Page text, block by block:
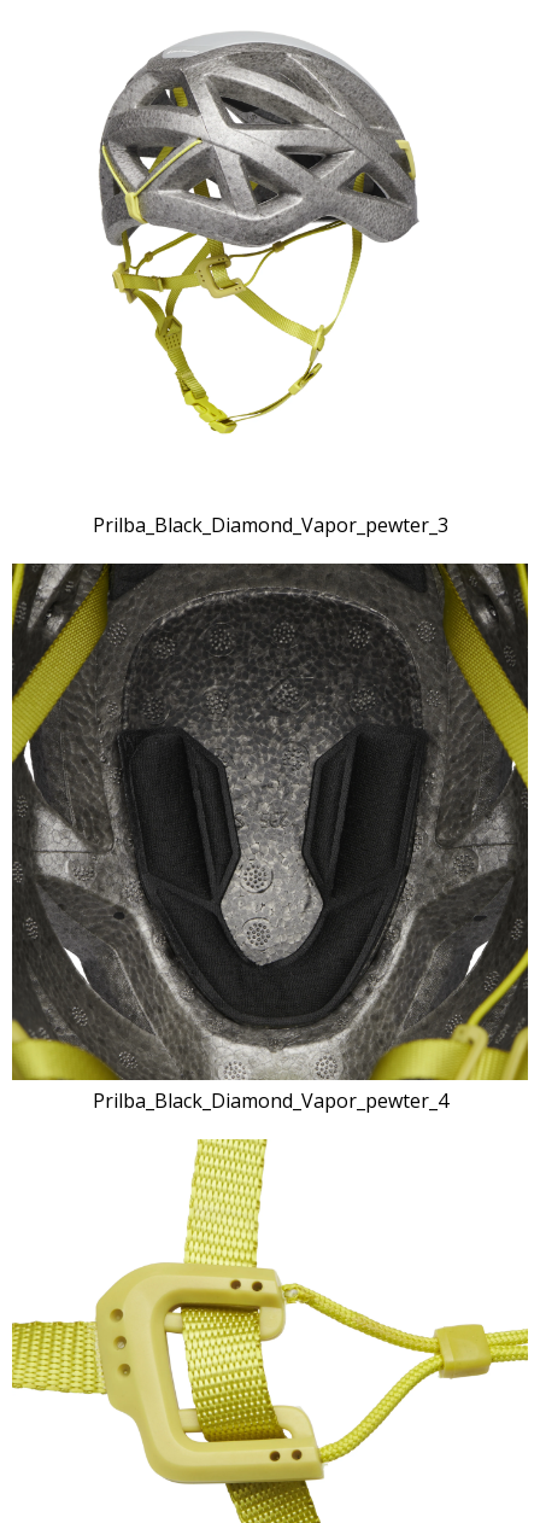
Prilba_Black_Diamond_Vapor_pewter_3
Prilba_Black_Diamond_Vapor_pewter_4